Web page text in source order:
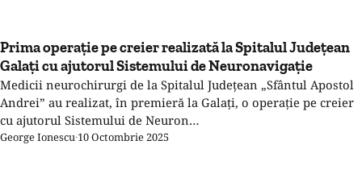
Prima operație pe creier realizată la Spitalul Județean
Galați cu ajutorul Sistemului de Neuronavigație
Medicii neurochirurgi de la Spitalul Județean „Sfântul Apostol
Andrei” au realizat, în premieră la Galați, o operație pe creier
cu ajutorul Sistemului de Neuron…
George Ionescu·10 Octombrie 2025